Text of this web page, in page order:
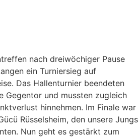
nach dreiwöchiger Pause
ein Turniersieg auf
Das Hallenturnier beendeten
Gegentor und mussten zugleich
hinnehmen. Im Finale war
Rüsselsheim, den unsere Jungs
Nun geht es gestärkt zum